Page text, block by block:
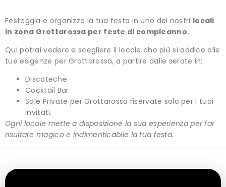
Festeggia e organizza la tua festa in uno dei nostri locali
in zona Grottarossa per feste di compleanno.
Qui potrai vedere e scegliere il locale che più si addice alle
tue esigenze per Grottarossa, a partire dalle serate in:
Discoteche
Cocktail Bar
Sale Private per Grottarossa riservate solo per i tuoi
invitati.
Ogni locale mette a disposizione la sua esperienza per far
risultare magico e indimenticabile la tua festa.